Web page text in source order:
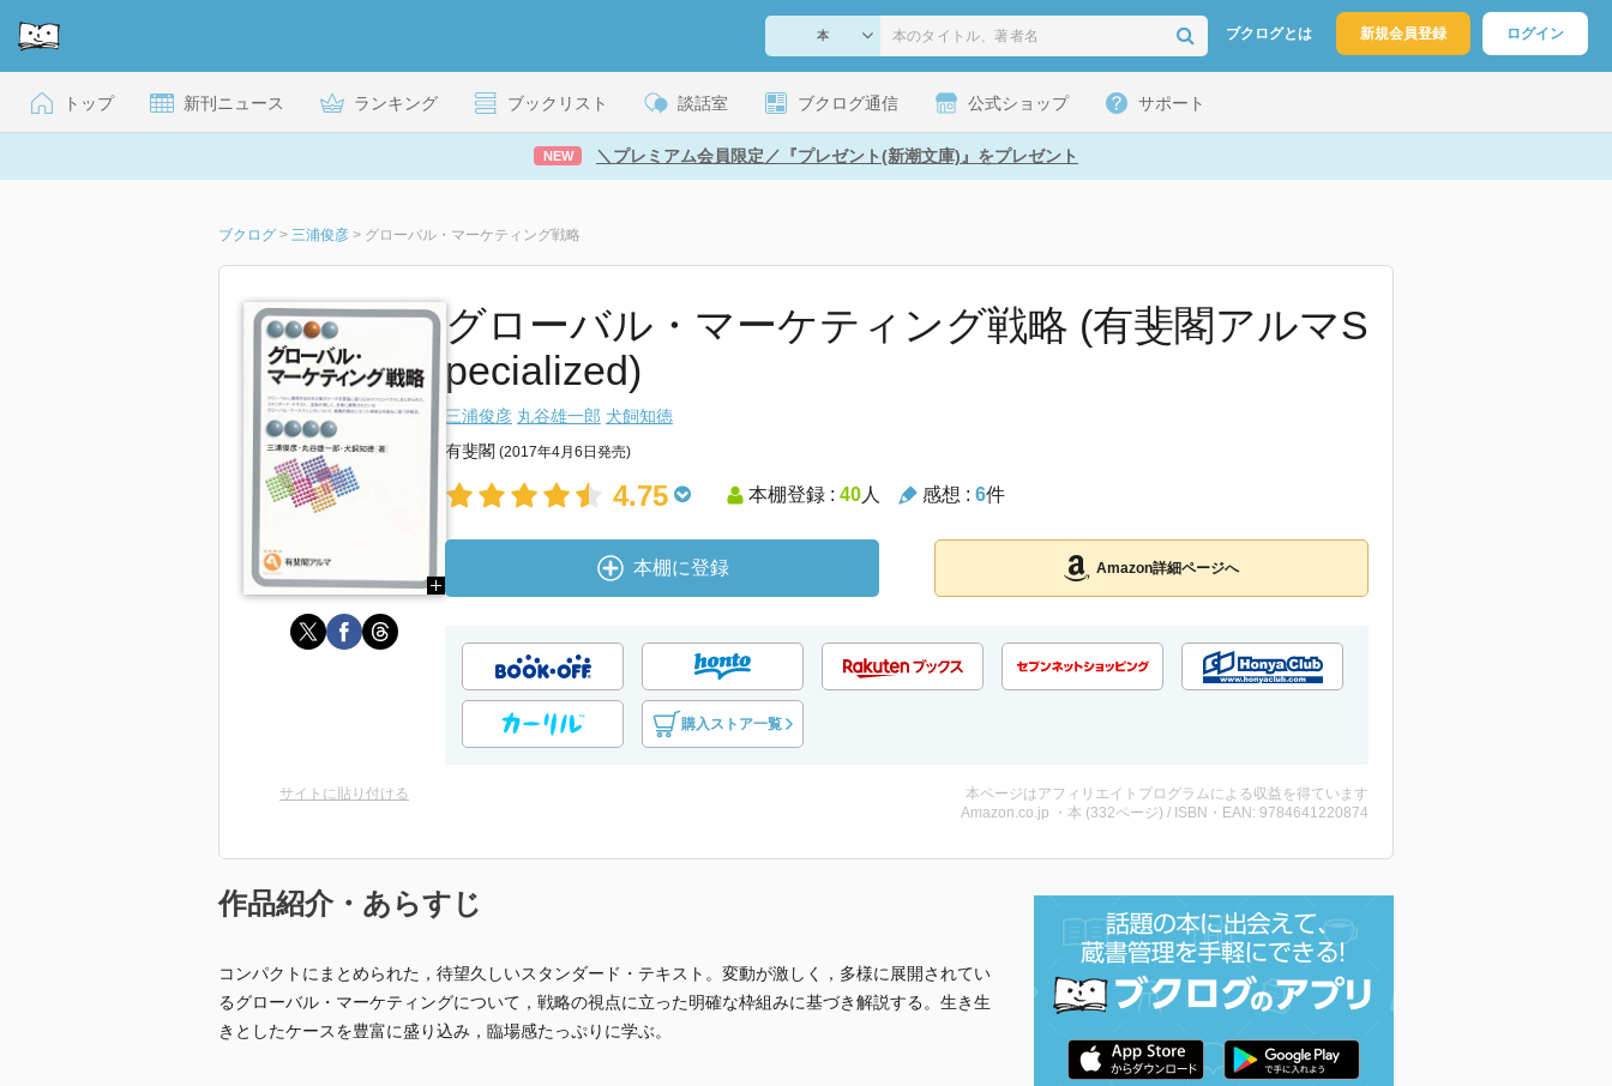
ブクログとは 新規会員登録 ログイン
トップ 新刊ニュース ランキング ブックリスト 談話室 ブクログ通信 公式ショップ サポート
NEW ＼プレミアム会員限定／『プレゼント(新潮文庫)』をプレゼント
ブクログ > 三浦俊彦 > グローバル・マーケティング戦略
グローバル・マーケティング戦略 (有斐閣アルマS
pecialized)
三浦俊彦 丸谷雄一郎 犬飼知徳
有斐閣 (2017年4月6日発売)
4.75 本棚登録 : 40人 感想 : 6件
本棚に登録 Amazon詳細ページへ
購入ストア一覧
サイトに貼り付ける
本ページはアフィリエイトプログラムによる収益を得ています
Amazon.co.jp ・本 (332ページ) / ISBN・EAN: 9784641220874
作品紹介・あらすじ
コンパクトにまとめられた，待望久しいスタンダード・テキスト。変動が激しく，多様に展開されてい
るグローバル・マーケティングについて，戦略の視点に立った明確な枠組みに基づき解説する。生き生
きとしたケースを豊富に盛り込み，臨場感たっぷりに学ぶ。